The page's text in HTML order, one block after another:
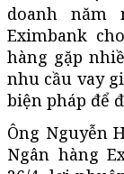
doanh năm
Eximbank
hàng gặp
nhu cầu vay
biện pháp để
Ông Nguyễn
Ngân hàng